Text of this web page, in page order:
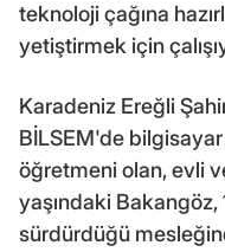
teknoloji çağına
yetiştirmek için
Karadeniz Ereğli
BİLSEM'de
öğretmeni olan, evli
yaşındaki Bakangöz,
sürdürdüğü